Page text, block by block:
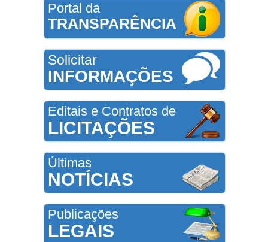
Portal da
TRANSPARÊNCIA
Solicitar
INFORMAÇÕES
Editais e Contratos de
LICITAÇÕES
Últimas
NOTÍCIAS
Publicações
LEGAIS